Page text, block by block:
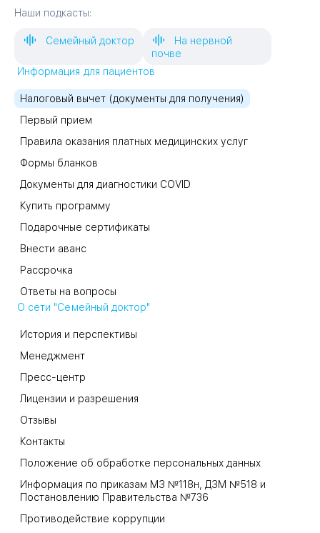
Наши подкасты:
Семейный доктор
На нервной
почве
Информация для пациентов
Налоговый вычет (документы для получения)
Первый прием
Правила оказания платных медицинских услуг
Формы бланков
Документы для диагностики COVID
Купить программу
Подарочные сертификаты
Внести аванс
Рассрочка
Ответы на вопросы
О сети "Семейный доктор"
История и перспективы
Менеджмент
Пресс-центр
Лицензии и разрешения
Отзывы
Контакты
Положение об обработке персональных данных
Информация по приказам МЗ №118н, ДЗМ №518 и
Постановлению Правительства №736
Противодействие коррупции